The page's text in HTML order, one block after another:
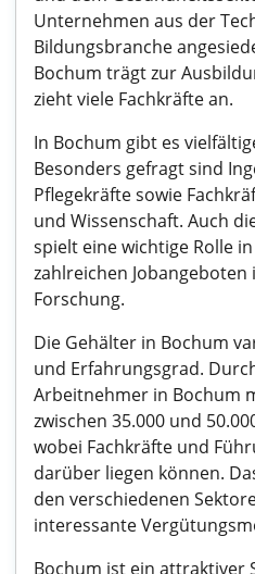
Unternehmen aus der
Bildungsbranche
Bochum trägt zur
zieht viele Fachkräfte an.
In Bochum gibt es
Besonders gefragt sind
Pflegekräfte sowie
und Wissenschaft. Auch
spielt eine wichtige Rolle
zahlreichen
Forschung.
Die Gehälter in Bochum
und Erfahrungsgrad.
Arbeitnehmer in Bochum
zwischen 35.000 und
wobei Fachkräfte und
darüber liegen können.
den verschiedenen
interessante
Bochum ist ein attraktiver